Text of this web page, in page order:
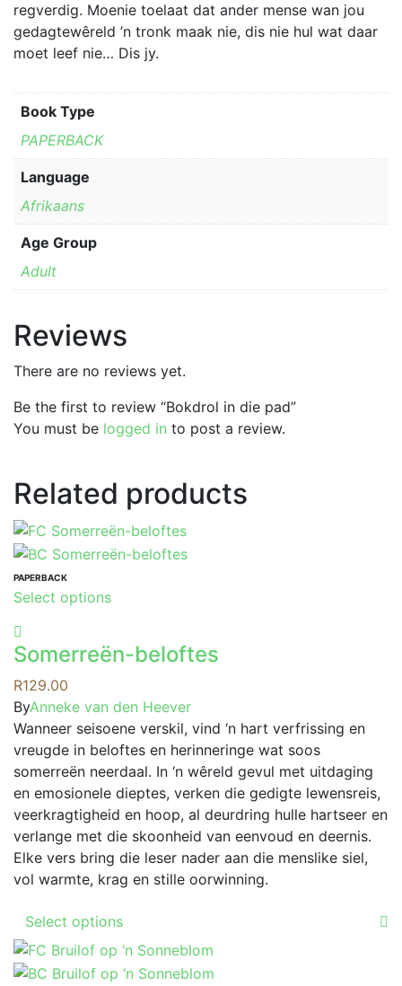
regverdig. Moenie toelaat dat ander mense wan jou
gedagtewêreld ’n tronk maak nie, dis nie hul wat daar
moet leef nie… Dis jy.
Book Type
PAPERBACK
Language
Afrikaans
Age Group
Adult
Reviews
There are no reviews yet.
Be the first to review “Bokdrol in die pad”
You must be logged in to post a review.
Related products
PAPERBACK
Select optionsThis
multiple
The
options
may
be
chosen
on
the
product
page
Somerreën-beloftes
R129.00
ByAnneke van den Heever
Wanneer seisoene verskil, vind ‘n hart verfrissing en
vreugde in beloftes en herinneringe wat soos
somerreën neerdaal. In ‘n wêreld gevul met uitdaging
en emosionele dieptes, verken die gedigte lewensreis,
veerkragtigheid en hoop, al deurdring hulle hartseer en
verlange met die skoonheid van eenvoud en deernis.
Elke vers bring die leser nader aan die menslike siel,
vol warmte, krag en stille oorwinning.
Select options
has
multiple